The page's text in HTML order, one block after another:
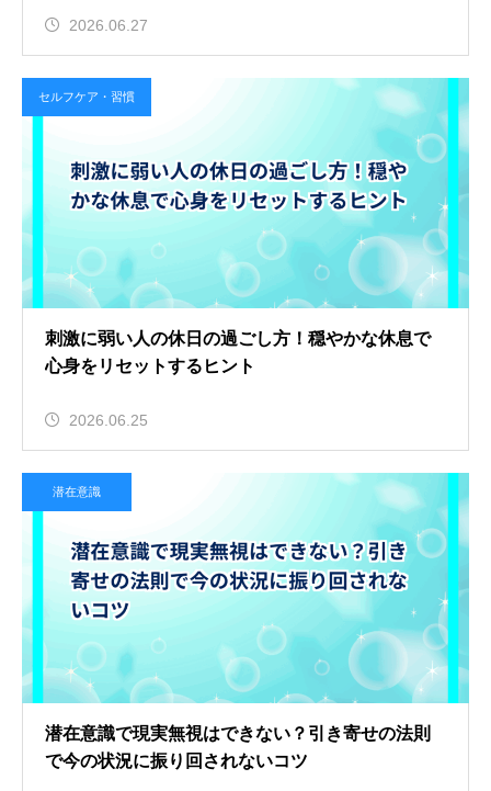
2026.06.27
セルフケア・習慣
刺激に弱い人の休日の過ごし方！穏やかな休息で
心身をリセットするヒント
2026.06.25
潜在意識
潜在意識で現実無視はできない？引き寄せの法則
で今の状況に振り回されないコツ